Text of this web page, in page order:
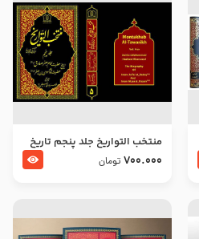
منتخب التواریخ جلد پنجم تاریخ
امام جعفر صادق و امام موسی
700.000 تومان